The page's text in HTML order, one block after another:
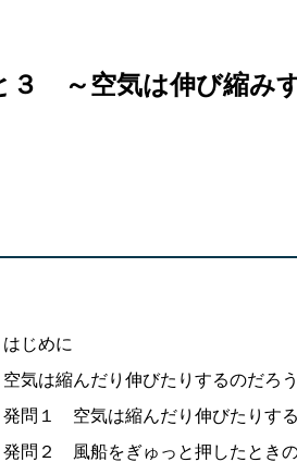
３ ～空気は伸び縮み
はじめに
空気は縮んだり伸びたりするのだろ
発問１ 空気は縮んだり伸びたりす
発問２ 風船をぎゅっと押したときの